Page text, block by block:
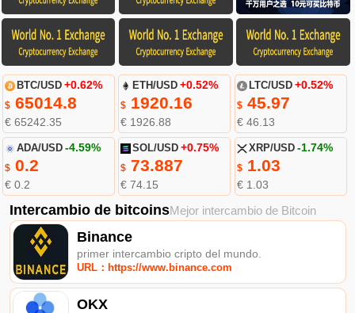
BTC/USD +0.62%
$65014.8
€ 65242.35
ETH/USD +0.52%
$ 1920.16
€ 1926.88
LTC/USD +0.52%
$45.97
€ 46.13
ADA/USD -4.59%
$0.2
€ 0.2
SOL/USD +0.75%
$ 73.887
€ 74.15
XRP/USD -1.74%
$1.03
€ 1.03
Intercambio de bitcoinsMejor intercambio de Bitcoin
Binance
primer intercambio cripto del mundo.
URL：https://www.binance.com
OKX